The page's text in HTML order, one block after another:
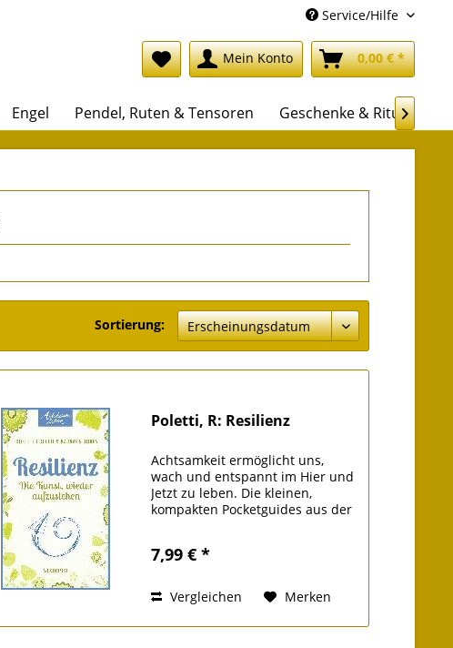
Service/Hilfe
Mein Konto 0,00 € *
Engel Pendel, Ruten & Tensoren Geschenke & Rituale

Sortierung:
Poletti, R: Resilienz
Achtsamkeit ermöglicht uns,
wach und entspannt im Hier und
Jetzt zu leben. Die kleinen,
kompakten Pocketguides aus der
und sind randvoll mit
7,99 € *
Vergleichen Merken